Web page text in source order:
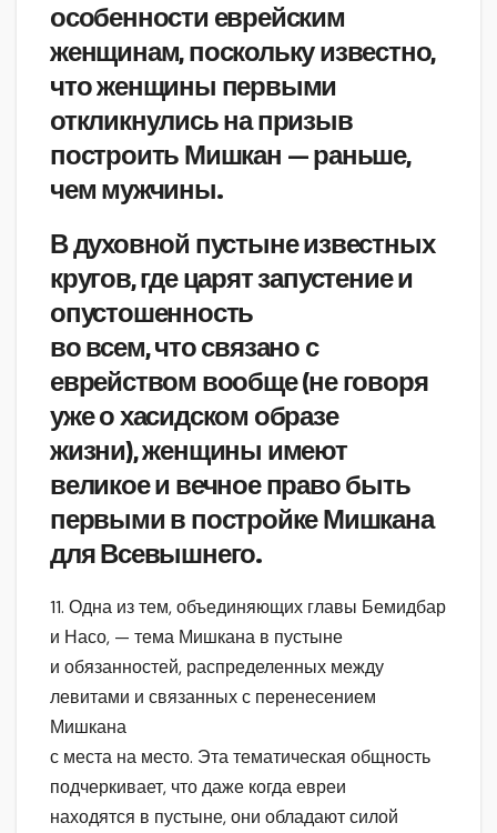
особенности еврейским
женщинам, поскольку известно,
что женщины первыми
откликнулись на призыв
построить Мишкан — раньше,
чем мужчины.
В духовной пустыне известных
кругов, где царят запустение и
опустошенность
во всем, что связано с
еврейством вообще (не говоря
уже о хасидском образе
жизни), женщины имеют
великое и вечное право быть
первыми в постройке Мишкана
для Всевышнего.
11. Одна из тем, объединяющих главы Бемидбар
и Насо, — тема Мишкана в пустыне
и обязанностей, распределенных между
левитами и связанных с перенесением
Мишкана
с места на место. Эта тематическая общность
подчеркивает, что даже когда евреи
находятся в пустыне, они обладают силой